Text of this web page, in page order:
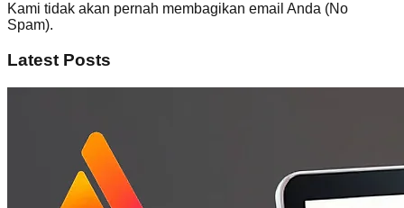
Kami tidak akan pernah membagikan email Anda (No
Spam).
Latest Posts